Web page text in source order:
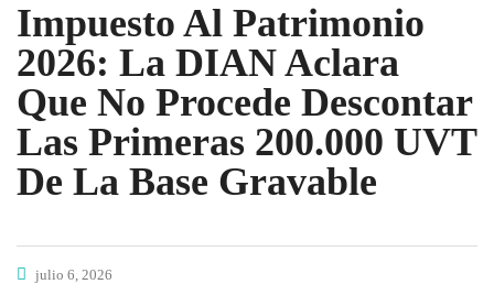
Impuesto Al Patrimonio
2026: La DIAN Aclara
Que No Procede Descontar
Las Primeras 200.000 UVT
De La Base Gravable
julio 6, 2026